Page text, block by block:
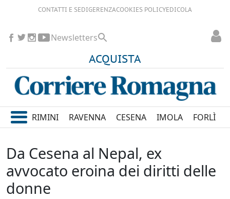
CONTATTI E SEDIGERENZACOOKIES POLICYEDICOLA
ACQUISTA
Newsletters
RIMINI RAVENNA CESENA IMOLA FORLÌ
Da Cesena al Nepal, ex
avvocato eroina dei diritti delle
donne